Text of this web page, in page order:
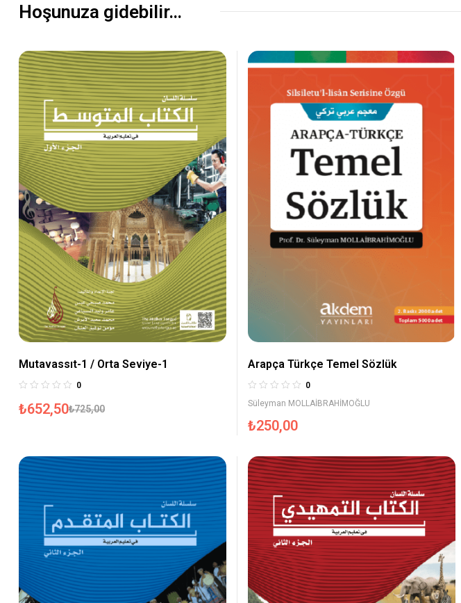
Hoşunuza gidebilir…
Mutavassıt-1 / Orta Seviye-1
0
₺725,00
₺652,50
Arapça Türkçe Temel Sözlük
0
Süleyman MOLLAİBRAHİMOĞLU
₺250,00